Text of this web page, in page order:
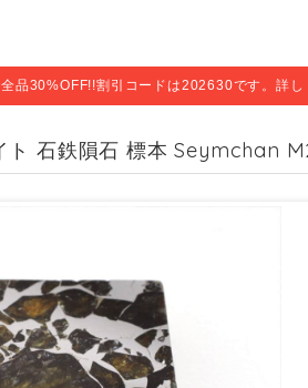
品30%OFF!!割引コードは202630です。詳し
ト 石鉄隕石 標本 Seymchan